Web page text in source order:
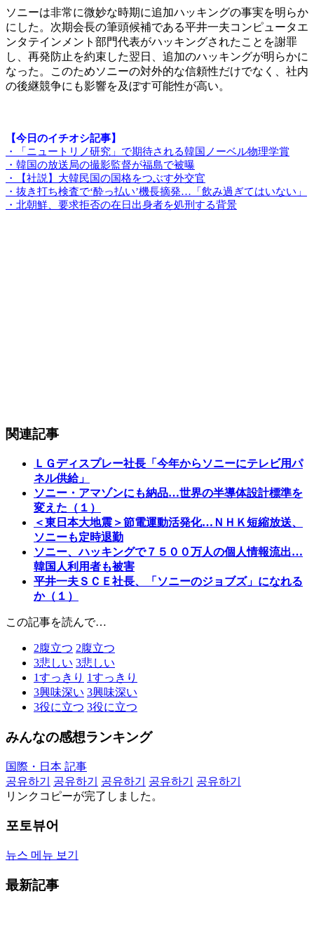
ソニーは非常に微妙な時期に追加ハッキングの事実を明らか
にした。次期会長の筆頭候補である平井一夫コンピュータエ
ンタテインメント部門代表がハッキングされたことを謝罪
し、再発防止を約束した翌日、追加のハッキングが明らかに
なった。このためソニーの対外的な信頼性だけでなく、社内
の後継競争にも影響を及ぼす可能性が高い。
【今日のイチオシ記事】
・「ニュートリノ研究」で期待される韓国ノーベル物理学賞
・韓国の放送局の撮影監督が福島で被曝
・【社説】大韓民国の国格をつぶす外交官
・抜き打ち検査で‘酔っ払い’機長摘発…「飲み過ぎてはいない」
・北朝鮮、要求拒否の在日出身者を処刑する背景
関連記事
ＬＧディスプレー社長「今年からソニーにテレビ用パ
ネル供給」
ソニー・アマゾンにも納品…世界の半導体設計標準を
変えた（１）
＜東日本大地震＞節電運動活発化…ＮＨＫ短縮放送、
ソニーも定時退勤
ソニー、ハッキングで７５００万人の個人情報流出…
韓国人利用者も被害
平井一夫ＳＣＥ社長、「ソニーのジョブズ」になれる
か（１）
この記事を読んで…
2腹立つ 2腹立つ
3悲しい 3悲しい
1すっきり 1すっきり
3興味深い 3興味深い
3役に立つ 3役に立つ
みんなの感想ランキング
国際・日本 記事
공유하기
공유하기 공유하기 공유하기
공유하기
リンクコピーが完了しました。
포토뷰어
뉴스 메뉴 보기
最新記事